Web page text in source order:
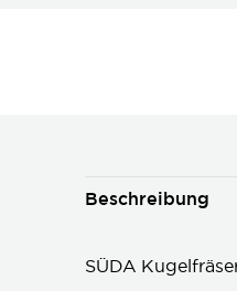
Beschreibung
SÜDA